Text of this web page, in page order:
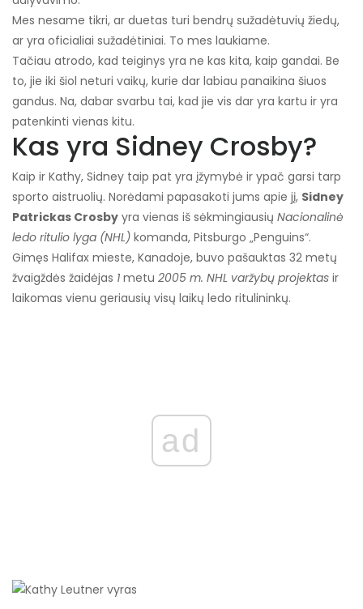
Mes nesame tikri, ar duetas turi bendrų sužadėtuvių žiedų,
ar yra oficialiai sužadėtiniai. To mes laukiame.
Tačiau atrodo, kad teiginys yra ne kas kita, kaip gandai. Be
to, jie iki šiol neturi vaikų, kurie dar labiau panaikina šiuos
gandus. Na, dabar svarbu tai, kad jie vis dar yra kartu ir yra
patenkinti vienas kitu.
Kas yra Sidney Crosby?
Kaip ir Kathy, Sidney taip pat yra įžymybė ir ypač garsi tarp
sporto aistruolių. Norėdami papasakoti jums apie jį, Sidney
Patrickas Crosby yra vienas iš sėkmingiausių Nacionalinė
ledo ritulio lyga (NHL) komanda, Pitsburgo „Penguins“.
Gimęs Halifax mieste, Kanadoje, buvo pašauktas 32 metų
žvaigždės žaidėjas 1 metu 2005 m. NHL varžybų projektas ir
laikomas vienu geriausių visų laikų ledo ritulininkų.
ad